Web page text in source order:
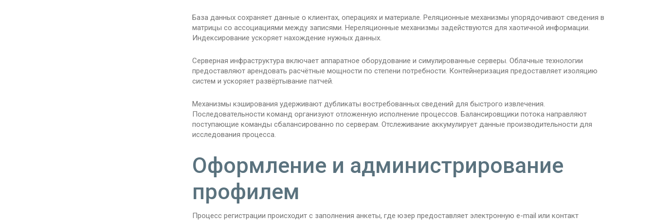
База данных сохраняет данные о клиентах, операциях и материале. Реляционные механизмы упорядочивают сведения в
матрицы со ассоциациями между записями. Нереляционные механизмы задействуются для хаотичной информации.
Индексирование ускоряет нахождение нужных данных.
Серверная инфраструктура включает аппаратное оборудование и симулированные серверы. Облачные технологии
предоставляют арендовать расчётные мощности по степени потребности. Контейнеризация предоставляет изоляцию
систем и ускоряет развёртывание патчей.
Механизмы кэширования удерживают дубликаты востребованных сведений для быстрого извлечения.
Последовательности команд организуют отложенную исполнение процессов. Балансировщики потока направляют
поступающие команды сбалансированно по серверам. Отслеживание аккумулирует данные производительности для
исследования процесса.
Оформление и администрирование
профилем
Процесс регистрации происходит с заполнения анкеты, где юзер предоставляет электронную e-mail или контакт